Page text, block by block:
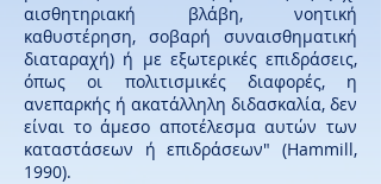
αισθητηριακή βλάβη, νοητική
καθυστέρηση, σοβαρή συναισθηματική
διαταραχή) ή με εξωτερικές επιδράσεις,
όπως οι πολιτισμικές διαφορές, η
ανεπαρκής ή ακατάλληλη διδασκαλία, δεν
είναι το άμεσο αποτέλεσμα αυτών των
καταστάσεων ή επιδράσεων" (Hammill,
1990).